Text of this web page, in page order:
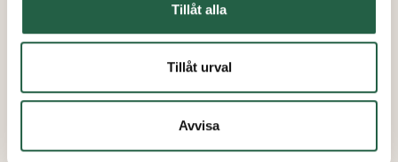
Tillåt alla
Tillåt urval
Avvisa